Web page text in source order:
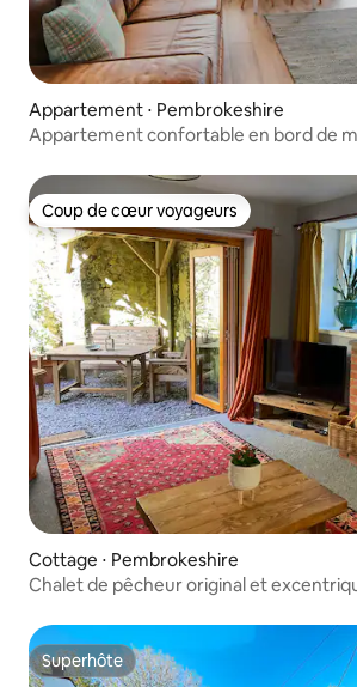
Appartement ⋅ Pembrokeshire
Appartement confortable en bord de
Coup de cœur voyageurs
Coup de cœur voyageurs
Cottage ⋅ Pembrokeshire
Chalet de pêcheur original et
Superhôte
Superhôte